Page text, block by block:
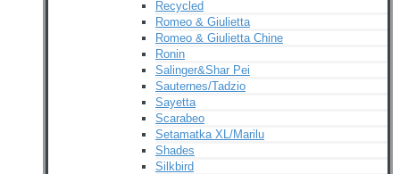
Recycled
Romeo & Giulietta
Romeo & Giulietta Chine
Ronin
Salinger&Shar Pei
Sauternes/Tadzio
Sayetta
Scarabeo
Setamatka XL/Marilu
Shades
Silkbird